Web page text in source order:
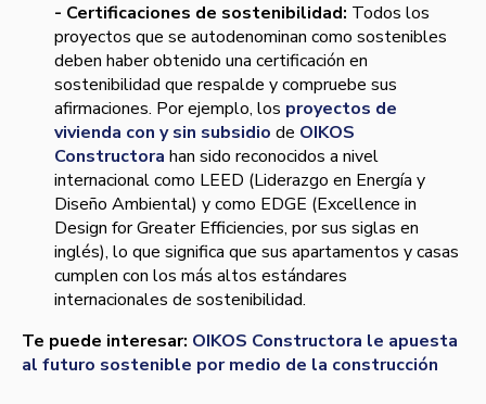
- Certificaciones de sostenibilidad: Todos los
proyectos que se autodenominan como sostenibles
deben haber obtenido una certificación en
sostenibilidad que respalde y compruebe sus
afirmaciones. Por ejemplo, los proyectos de
vivienda con y sin subsidio de OIKOS
Constructora han sido reconocidos a nivel
internacional como LEED (Liderazgo en Energía y
Diseño Ambiental) y como EDGE (Excellence in
Design for Greater Efficiencies, por sus siglas en
inglés), lo que significa que sus apartamentos y casas
cumplen con los más altos estándares
internacionales de sostenibilidad.
Te puede interesar: OIKOS Constructora le apuesta
al futuro sostenible por medio de la construcción